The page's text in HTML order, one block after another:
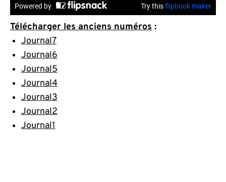
Télécharger les anciens numéros :
Journal7
Journal6
Journal5
Journal4
Journal3
Journal2
Journal1